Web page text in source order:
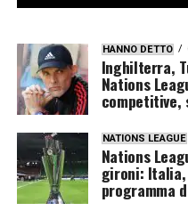
HANNO DETTO
Inghilterra,
Nations
competitive,
NATIONS LEAGUE
Nations
gironi:
programma